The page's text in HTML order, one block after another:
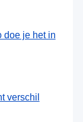
doe je het in
verschil